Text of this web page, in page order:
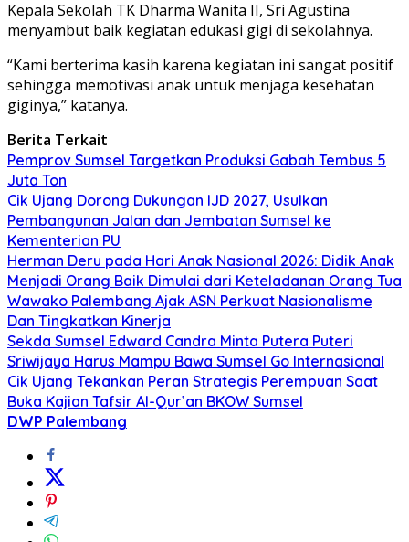
Kepala Sekolah TK Dharma Wanita II, Sri Agustina
menyambut baik kegiatan edukasi gigi di sekolahnya.
“Kami berterima kasih karena kegiatan ini sangat positif
sehingga memotivasi anak untuk menjaga kesehatan
giginya,” katanya.
Berita Terkait
Pemprov Sumsel Targetkan Produksi Gabah Tembus 5
Juta Ton
Cik Ujang Dorong Dukungan IJD 2027, Usulkan
Pembangunan Jalan dan Jembatan Sumsel ke
Kementerian PU
Herman Deru pada Hari Anak Nasional 2026: Didik Anak
Menjadi Orang Baik Dimulai dari Keteladanan Orang Tua
Wawako Palembang Ajak ASN Perkuat Nasionalisme
Dan Tingkatkan Kinerja
Sekda Sumsel Edward Candra Minta Putera Puteri
Sriwijaya Harus Mampu Bawa Sumsel Go Internasional
Cik Ujang Tekankan Peran Strategis Perempuan Saat
Buka Kajian Tafsir Al-Qur’an BKOW Sumsel
DWP Palembang